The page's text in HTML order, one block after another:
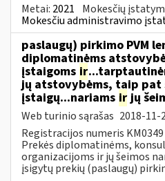
Metai: 2021 Mokesčių
Mokesčiu administravimo
paslaugų) pirkimo PVM
diplomatinėms
įstaigoms ir
jų atstovybėms, taip
įstaigų...nariams irjų
Web turinio sąrašas 2018-11-
Registracijos numeris
Prekės diplomatinėms,
organizacijoms ir jų šeimos
įsigytų prekių (paslaugų)